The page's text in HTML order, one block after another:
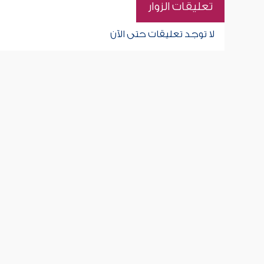
تعليقات الزوار
لا توجد تعليقات حتى الآن